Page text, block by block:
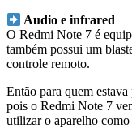
Audio e infrared
O Redmi Note 7 é
também possui um
controle remoto.
Então para quem
pois o Redmi Note 7
utilizar o aparelho